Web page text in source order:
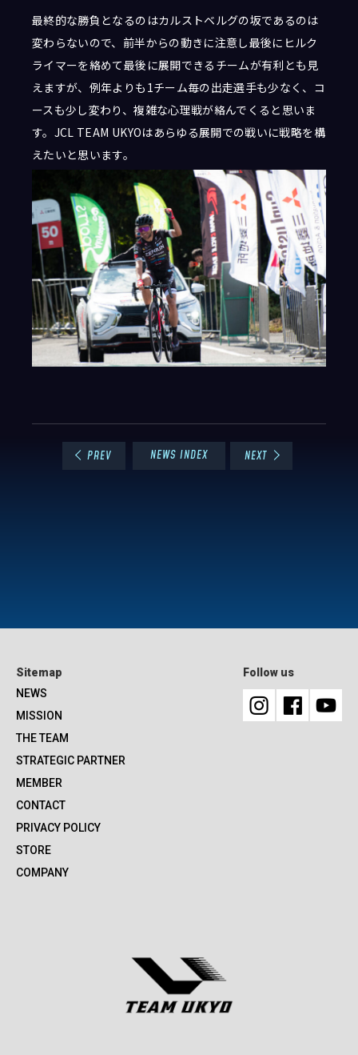
最終的な勝負となるのはカルストベルグの坂であるのは
変わらないので、前半からの動きに注意し最後にヒルク
ライマーを絡めて最後に展開できるチームが有利とも見
えますが、例年よりも1チーム毎の出走選手も少なく、コ
ースも少し変わり、複雑な心理戦が絡んでくると思いま
す。JCL TEAM UKYOはあらゆる展開での戦いに戦略を構
えたいと思います。
PREV NEWS INDEX NEXT
Sitemap
NEWS
MISSION
THE TEAM
STRATEGIC PARTNER
MEMBER
CONTACT
PRIVACY POLICY
STORE
COMPANY
Follow us